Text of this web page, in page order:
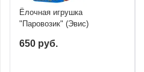
Ёлочная игрушка
"Паровозик" (Эвис)
650 руб.